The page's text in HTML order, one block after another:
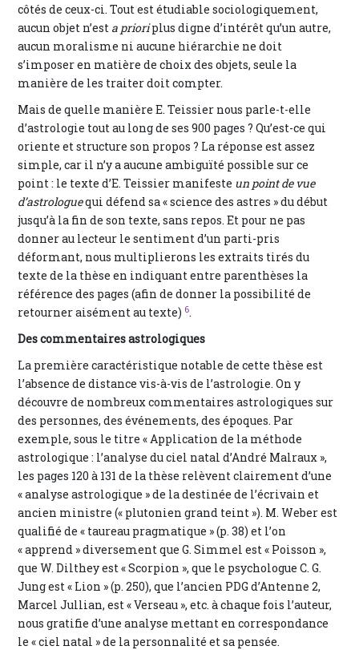
côtés de ceux-ci. Tout est étudiable sociologiquement,
aucun objet n’est a prioriplus digne d’intérêt qu’un autre,
aucun moralisme ni aucune hiérarchie ne doit
s’imposer en matière de choix des objets, seule la
manière de les traiter doit compter.
Mais de quelle manière E. Teissier nous parle-t-elle
d’astrologie tout au long de ses 900 pages ? Qu’est-ce qui
oriente et structure son propos ? La réponse est assez
simple, car il n’y a aucune ambiguïté possible sur ce
point : le texte d’E. Teissier manifeste un point de vue
d’astrologuequi défend sa « science des astres » du début
jusqu’à la fin de son texte, sans repos. Et pour ne pas
donner au lecteur le sentiment d’un parti-pris
déformant, nous multiplierons les extraits tirés du
texte de la thèse en indiquant entre parenthèses la
référence des pages (afin de donner la possibilité de
retourner aisément au texte) 6.
Des commentaires astrologiques
La première caractéristique notable de cette thèse est
l’absence de distance vis-à-vis de l’astrologie. On y
découvre de nombreux commentaires astrologiques sur
des personnes, des événements, des époques. Par
exemple, sous le titre « Application de la méthode
astrologique : l’analyse du ciel natal d’André Malraux »,
les pages 120 à 131 de la thèse relèvent clairement d’une
« analyse astrologique » de la destinée de l’écrivain et
ancien ministre (« plutonien grand teint »). M. Weber est
qualifié de « taureau pragmatique » (p. 38) et l’on
« apprend » diversement que G. Simmel est « Poisson »,
que W. Dilthey est « Scorpion », que le psychologue C. G.
Jung est « Lion » (p. 250), que l’ancien PDG d’Antenne 2,
Marcel Jullian, est « Verseau », etc. à chaque fois l’auteur,
nous gratifie d’une analyse mettant en correspondance
le « ciel natal » de la personnalité et sa pensée.